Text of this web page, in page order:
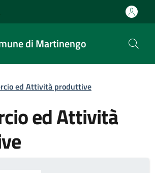
di Martinengo
pane
ed Attività produttive
ed Attività